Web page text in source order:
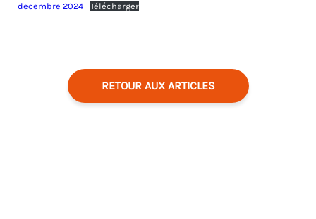
decembre 2024
Télécharger
RETOUR AUX ARTICLES